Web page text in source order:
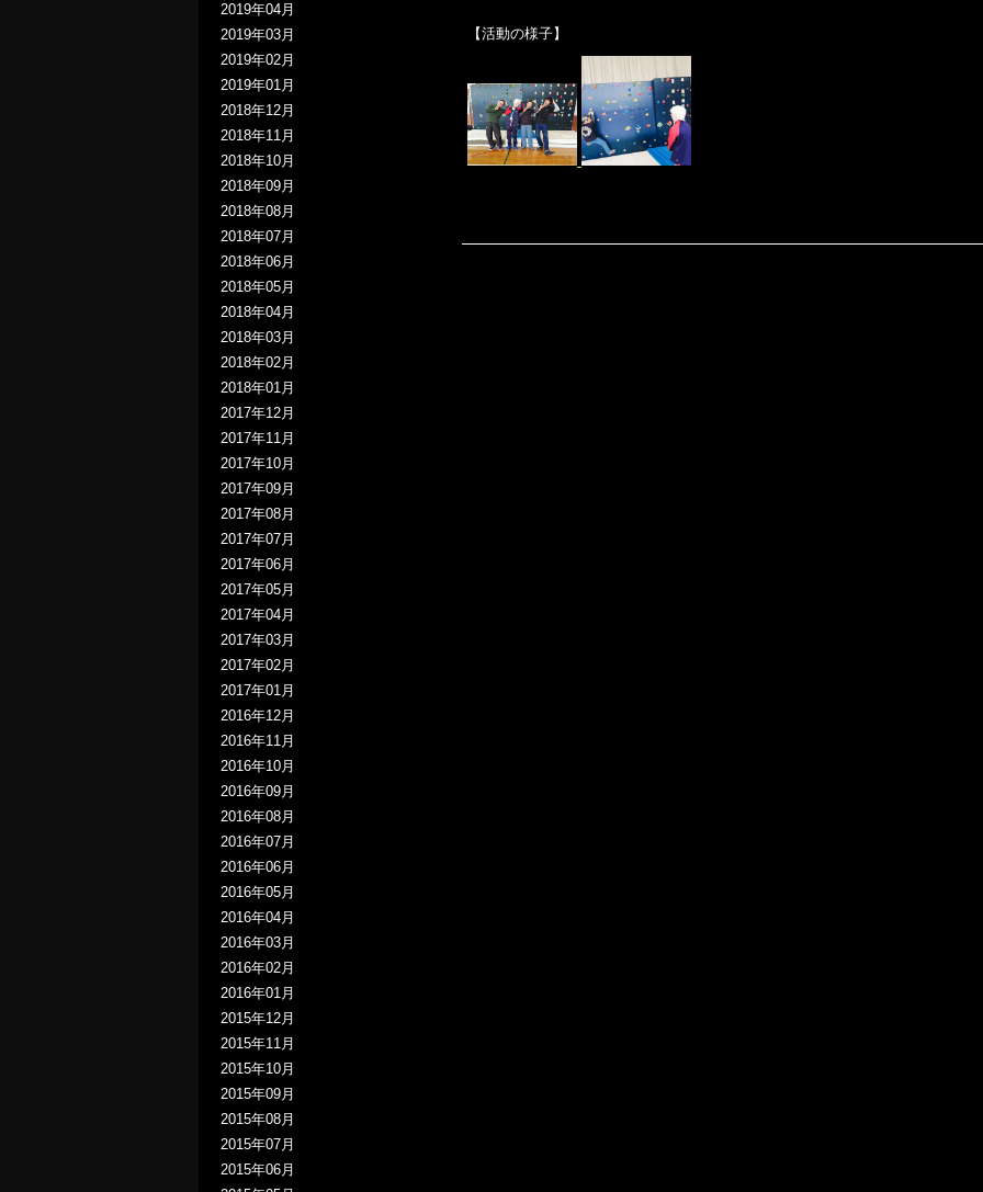
2019年04月
2019年03月
2019年02月
2019年01月
2018年12月
2018年11月
2018年10月
2018年09月
2018年08月
2018年07月
2018年06月
2018年05月
2018年04月
2018年03月
2018年02月
2018年01月
2017年12月
2017年11月
2017年10月
2017年09月
2017年08月
2017年07月
2017年06月
2017年05月
2017年04月
2017年03月
2017年02月
2017年01月
2016年12月
2016年11月
2016年10月
2016年09月
2016年08月
2016年07月
2016年06月
2016年05月
2016年04月
2016年03月
2016年02月
2016年01月
2015年12月
2015年11月
2015年10月
2015年09月
2015年08月
2015年07月
2015年06月
【活動の様子】